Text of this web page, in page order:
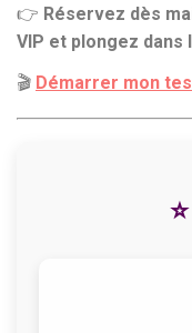
👉 Réservez dès
VIP et plongez dans
🎬 Démarrer mon